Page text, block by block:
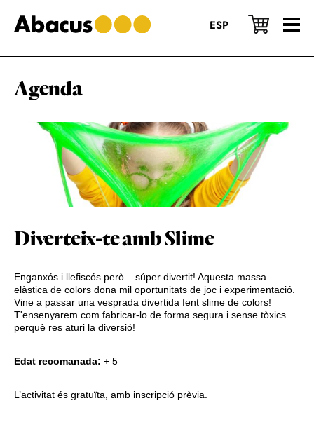
to
main
to
primary
to
footer
ESP
Agenda
Diverteix-te amb Slime
Enganxós i llefiscós però... súper divertit! Aquesta massa
elàstica de colors dona mil oportunitats de joc i experimentació.
Vine a passar una vesprada divertida fent slime de colors!
T'ensenyarem com fabricar-lo de forma segura i sense tòxics
perquè res aturi la diversió!
Edat recomanada: + 5
L’activitat és gratuïta, amb inscripció prèvia.